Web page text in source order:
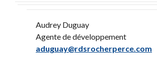
Audrey Duguay
Agente de développement
aduguay@rdsrocherperce.com